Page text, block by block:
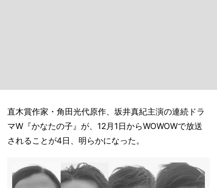
直木賞作家・角田光代原作、坂井真紀主演の連続ドラ
マW『かなたの子』が、12月1日からWOWOWで放送
されることが4日、明らかになった。